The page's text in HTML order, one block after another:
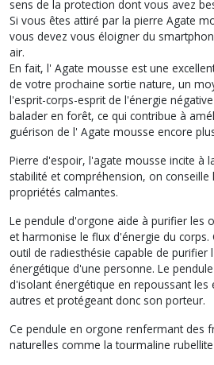
sens de la protection dont vous avez
Si vous êtes attiré par la pierre Agate
vous devez vous éloigner du
air.
En fait, l' Agate mousse est une
de votre prochaine sortie nature, un
l'esprit-corps-esprit de l'énergie
balader en forêt, ce qui contribue à
guérison de l' Agate mousse encore
Pierre d'espoir, l'agate mousse incite à
stabilité et compréhension, on conseille
propriétés calmantes.
Le pendule d'orgone aide à purifier les
et harmonise le flux d'énergie du corps.
outil de radiesthésie capable de purifier
énergétique d'une personne. Le
d'isolant énergétique en repoussant les
autres et protégeant donc son porteur.
Ce pendule en orgone renfermant des
naturelles comme la tourmaline